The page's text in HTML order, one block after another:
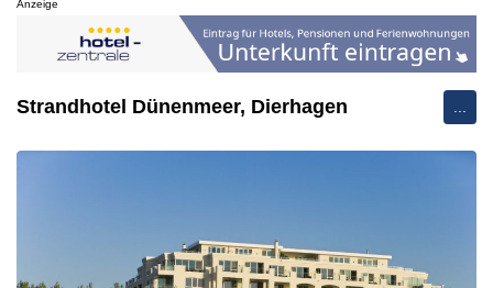
Anzeige
Strandhotel Dünenmeer, Dierhagen